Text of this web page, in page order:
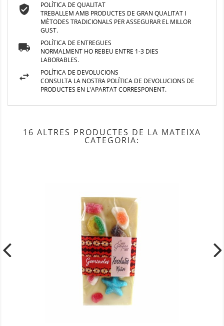
POLÍTICA DE QUALITAT
TREBALLEM AMB PRODUCTES DE GRAN QUALITAT I
MÈTODES TRADICIONALS PER ASSEGURAR EL MILLOR
GUST.
POLÍTICA DE ENTREGUES
NORMALMENT HO REBEU ENTRE 1-3 DIES
LABORABLES.
POLÍTICA DE DEVOLUCIONS
CONSULTA LA NOSTRA POLÍTICA DE DEVOLUCIONS DE
PRODUCTES EN L'APARTAT CORRESPONENT.
16 ALTRES PRODUCTES DE LA MATEIXA
CATEGORIA: